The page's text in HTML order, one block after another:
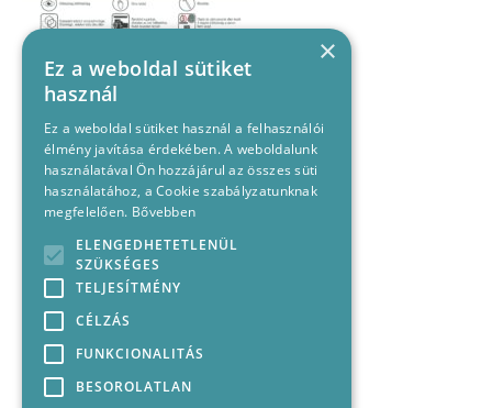
×
Ez a weboldal sütiket
használ
Ez a weboldal sütiket használ a felhasználói
élmény javítása érdekében. A weboldalunk
használatával Ön hozzájárul az összes süti
használatához, a Cookie szabályzatunknak
megfelelően. Bővebben
ELENGEDHETETLENÜL
SZÜKSÉGES
TELJESÍTMÉNY
CÉLZÁS
FUNKCIONALITÁS
BESOROLATLAN